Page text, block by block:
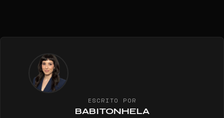
ESCRITO POR
BABITONHELA